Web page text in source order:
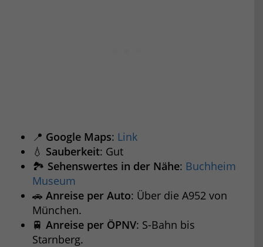
📍 Google Maps: Link
💧 Sauberkeit: Gut
🏞️ Sehenswertes in der Nähe: Buchheim
Museum
🚗 Anreise per Auto: Über die A952 von
München.
🚆 Anreise per ÖPNV: S-Bahn bis
Starnberg.